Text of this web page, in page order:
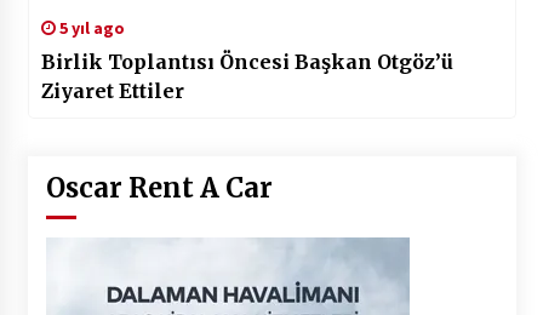
5 yıl ago
Birlik Toplantısı Öncesi Başkan Otgöz’ü
Ziyaret Ettiler
Oscar Rent A Car